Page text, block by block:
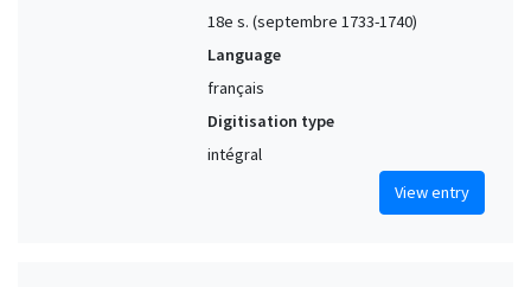
18e s. (septembre 1733-1740)
Language
français
Digitisation type
intégral
View entry